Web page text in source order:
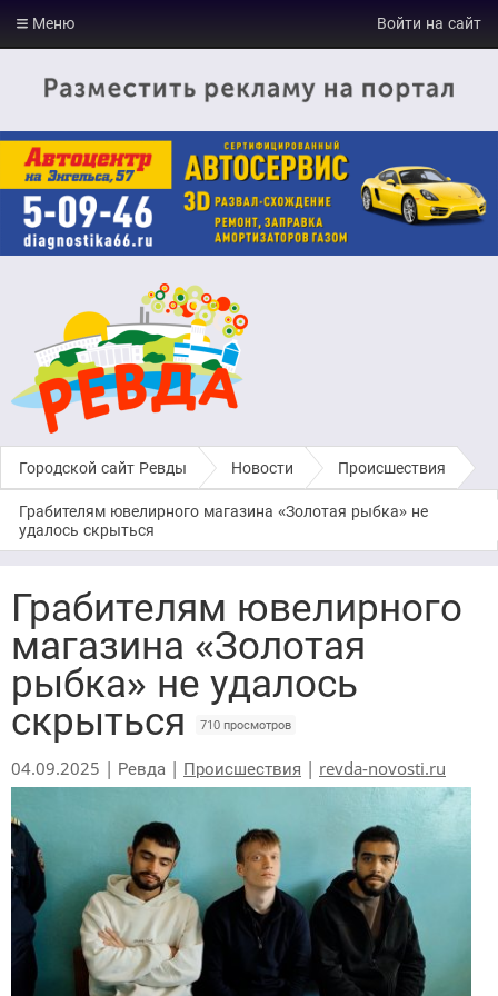
Городской сайт Ревды › Новости › Происшествия
Грабителям ювелирного магазина «Золотая рыбка» не
удалось скрыться
Грабителям ювелирного
магазина «Золотая
рыбка» не удалось
скрыться 710 просмотров
04.09.2025 | Ревда | Происшествия | revda-novosti.ru
Войти на сайт
Меню